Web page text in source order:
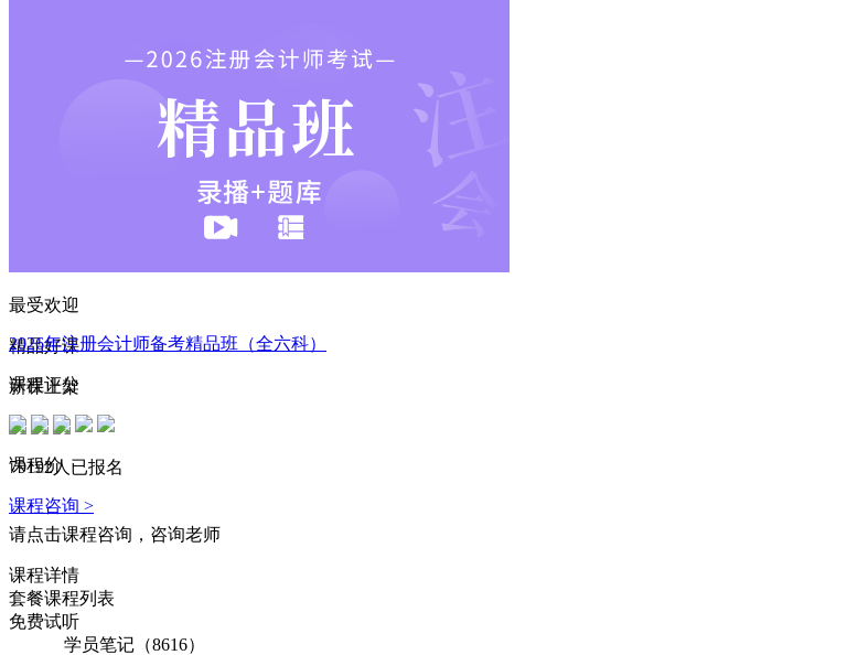
186****6244 刚刚购买了该课程
152****3723 刚刚购买了该课程
167****4107 刚刚购买了该课程
139****5162 刚刚购买了该课程
137****4817 刚刚购买了该课程
191****5614 刚刚购买了该课程
185****3368 刚刚购买了该课程
157****2774 刚刚购买了该课程
133****2420 刚刚购买了该课程
191****4956 刚刚购买了该课程
135****5509 刚刚购买了该课程
137****4419 刚刚购买了该课程
166****1788 刚刚购买了该课程
149****5157 刚刚购买了该课程
最受欢迎
精品好课
新课上架
79192人已报名
2026年注册会计师备考精品班（全六科）
课程评分
课程价
课程咨询 >
请点击课程咨询，咨询老师
课程详情
套餐课程列表
免费试听
学员笔记（8616）